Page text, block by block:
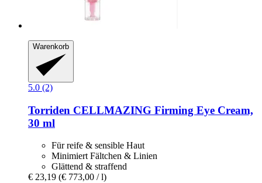
Warenkorb
5.0 (2)
Torriden CELLMAZING Firming Eye Cream,
30 ml
Für reife & sensible Haut
Minimiert Fältchen & Linien
Glättend & straffend
€ 23,19 (€ 773,00 / l)